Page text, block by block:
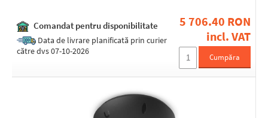
Comandat pentru disponibilitate
Data de livrare planificată prin curier
către dvs 07-10-2026
5 706.40 RON
incl. VAT
Cumpăra